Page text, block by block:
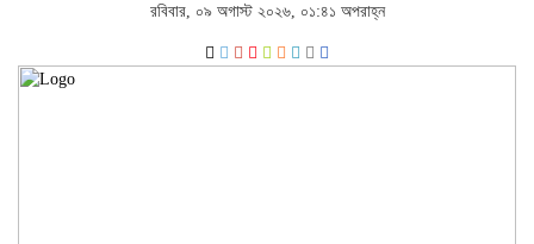
রবিবার, ০৯ অগাস্ট ২০২৬, ০১:৪১ অপরাহ্ন